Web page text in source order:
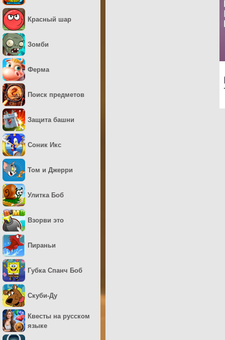
Красный шар
Зомби
Ферма
Поиск предметов
Защита башни
Соник Икс
Том и Джерри
Улитка Боб
Взорви это
Пираньи
Губка Спанч Боб
Скуби-Ду
Квесты на русском
языке